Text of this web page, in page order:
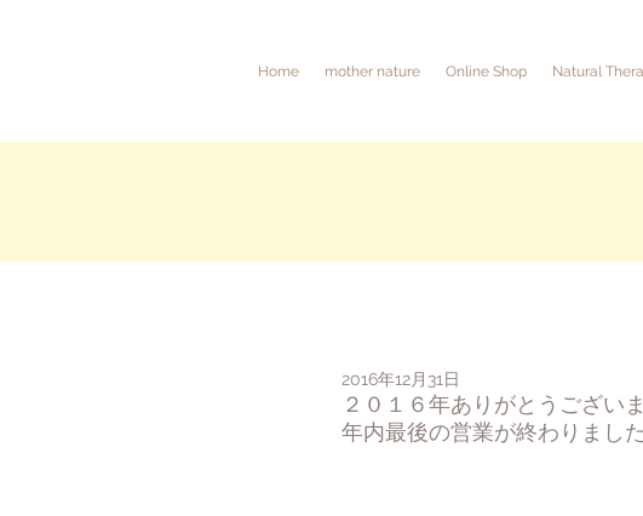
Home mother nature Online Shop Natural
２０１６年ありがとうございま
2016年12月31日
年内最後の営業が終わりました